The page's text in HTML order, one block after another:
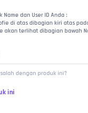
dan User ID Anda :
di atas dibagian kiri atas
akan terlihat dibagian bawah
dengan produk ini?
ini